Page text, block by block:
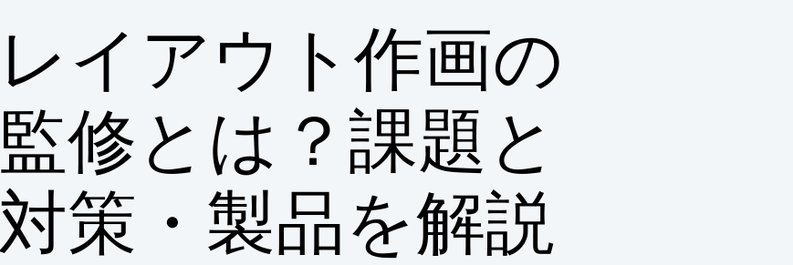
レイアウト作画の
監修とは？課題と
対策・製品を解説